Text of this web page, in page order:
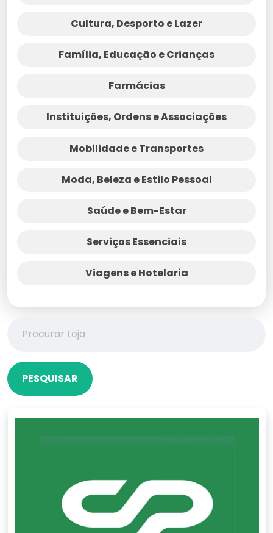
Cultura, Desporto e Lazer
Família, Educação e Crianças
Farmácias
Instituições, Ordens e Associações
Mobilidade e Transportes
Moda, Beleza e Estilo Pessoal
Saúde e Bem-Estar
Serviços Essenciais
Viagens e Hotelaria
PESQUISAR